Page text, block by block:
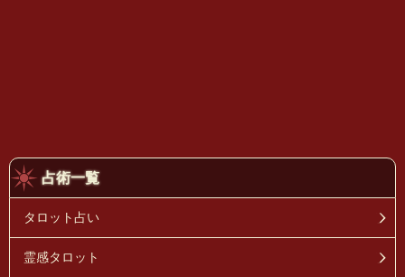
占術一覧
タロット占い
霊感タロット